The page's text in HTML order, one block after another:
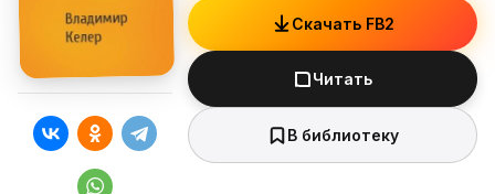
Скачать FB2
Читать
В библиотеку